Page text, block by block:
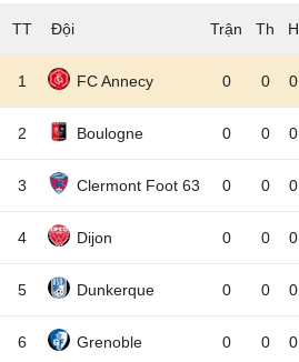
TT Đội
1 FC Annecy 0 0 0
2 Boulogne 0 0 0
3 Clermont Foot 63 0 0 0
4 Dijon 0 0 0
5 Dunkerque 0 0 0
6 Grenoble 0 0 0